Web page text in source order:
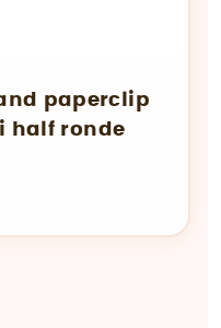
paperclip
half ronde